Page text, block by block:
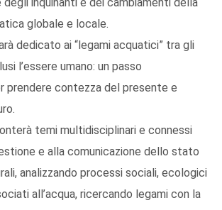
globale e locale.
dedicato ai “legami acquatici” tra gli
l’essere umano: un passo
prendere contezza del presente e
temi multidisciplinari e connessi
e alla comunicazione dello stato
analizzando processi sociali, ecologici
all’acqua, ricercando legami con la